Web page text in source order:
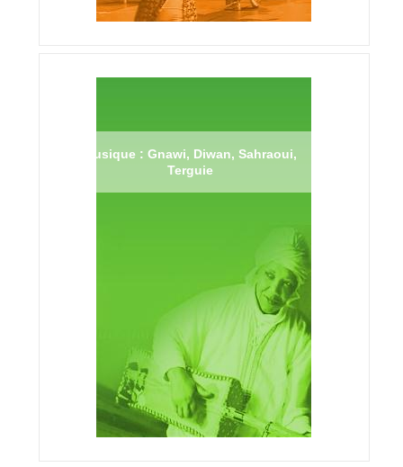
Musique : Gnawi, Diwan, Sahraoui,
Terguie